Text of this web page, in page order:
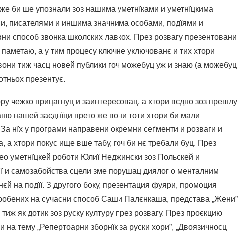
би ше упознали зоз нашима уметнїками и уметнїцкима
писателями и иншима значнима особами, подїями и
способ звонка школских лавкох. През розвагу презентовани
а у тим процесу ключне уключованє и тих хтори
тиж часц новей публики гоч можебуц уж и знаю (а можебуц
презентує.
чежко прицагнуц и заинтересовац, а хтори вєдно зоз прешлу
нашей заєднїци прето же вони тоти хтори би мали
нїх у програми направени окремни сеґменти и розваги и
хтори покус ище вше табу, гоч би нє требали буц. През
уметнїцкей роботи Юлиї Неджински зоз Польскей и
и самозабойства сцели зме порушац диялог о менталним
на подїї. З другого боку, презентация фуяри, промоция
на сучасни способ Саши Палєнкаша, представа „Жени”
як дотик зоз руску културу през розвагу. През проєкцию
на тему „Репертоарни зборнїк за руски хори”, „Двоязичносц